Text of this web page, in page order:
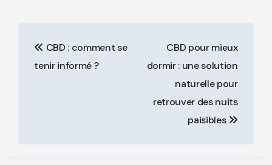
CBD : comment se
tenir informé ?
CBD pour mieux
dormir : une solution
naturelle pour
retrouver des nuits
paisibles